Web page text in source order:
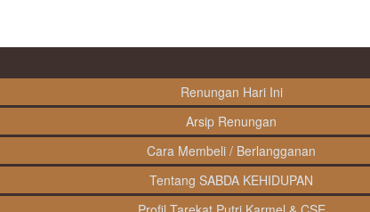
Renungan Hari Ini
Arsip Renungan
Cara Membeli / Berlangganan
Tentang SABDA KEHIDUPAN